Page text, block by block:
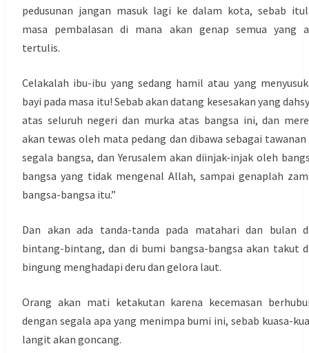
pedusunan jangan masuk lagi ke dalam kota, sebab
masa pembalasan di mana akan genap semua yang
tertulis.
Celakalah ibu-ibu yang sedang hamil atau yang
bayi pada masa itu! Sebab akan datang kesesakan yang
atas seluruh negeri dan murka atas bangsa ini, dan
akan tewas oleh mata pedang dan dibawa sebagai tawanan
segala bangsa, dan Yerusalem akan diinjak-injak oleh
bangsa yang tidak mengenal Allah, sampai genaplah
bangsa-bangsa itu.”
Dan akan ada tanda-tanda pada matahari dan bulan
bintang-bintang, dan di bumi bangsa-bangsa akan takut
bingung menghadapi deru dan gelora laut.
Orang akan mati ketakutan karena kecemasan
dengan segala apa yang menimpa bumi ini, sebab kuasa-
langit akan goncang.